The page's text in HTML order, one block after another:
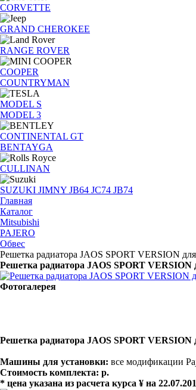
CORVETTE
GRAND CHEROKEE
RANGE ROVER
COOPER
COUNTRYMAN
MODEL S
MODEL 3
CONTINENTAL GT
BENTAYGA
CULLINAN
SUZUKI JIMNY JB64 JC74 JB74
Главная
Каталог
Mitsubishi
PAJERO
Обвес
Решетка радиатора JAOS SPORT VERSION
Решетка радиатора JAOS SPORT VERSION
Фотогалерея
Решетка радиатора JAOS SPORT VERSION
Машины для установки: все модификации
Стоимость комплекта: р.
* цена указана из расчета курса ¥ на